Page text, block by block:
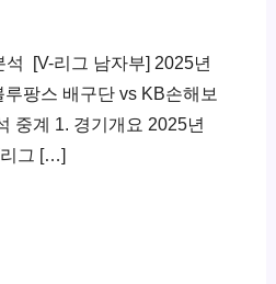
[V-리그 남자부] 2025년
팡스 배구단 vs KB손해보
중계 1. 경기개요 2025년
리그 […]